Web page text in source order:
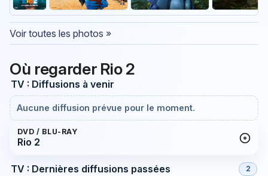
Voir toutes les photos »
Où regarder Rio 2
TV : Diffusions à venir
Aucune diffusion prévue pour le moment.
DVD / BLU-RAY
Rio 2
TV : Dernières diffusions passées 2